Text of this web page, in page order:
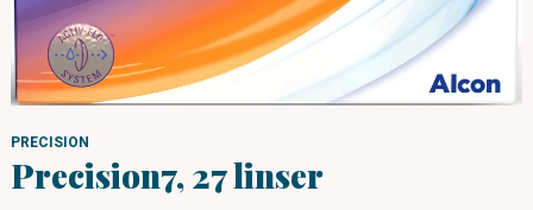
PRECISION
Precision7, 27 linser